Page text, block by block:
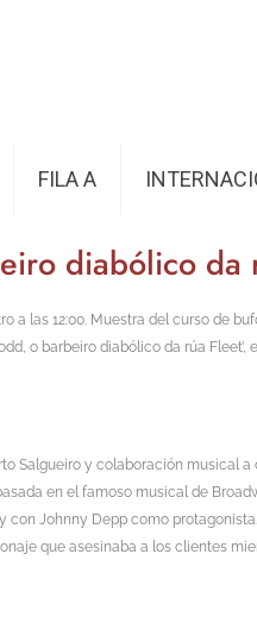
FILA A
diabólico da
a las 12:00. Muestra del curso de
o barbeiro diabólico da rúa
Salgueiro y colaboración musical a
en el famoso musical de
con Johnny Depp como
que asesinaba a los clientes